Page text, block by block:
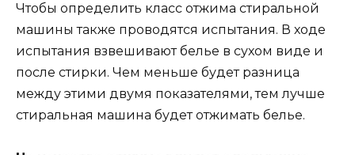
Чтобы определить класс отжима стиральной
машины также проводятся испытания. В ходе
испытания взвешивают белье в сухом виде и
после стирки. Чем меньше будет разница
между этими двумя показателями, тем лучше
стиральная машина будет отжимать белье.